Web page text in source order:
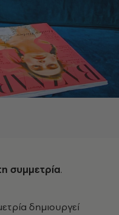
συμμετρία.
δημιουργεί